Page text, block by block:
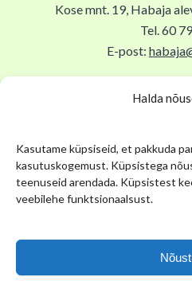
Halda
Kasutame küpsiseid, et pakkuda
kasutuskogemust. Küpsistega
teenuseid arendada. Küpsistest
veebilehe funktsionaalsust.
Kose mnt. 19, Habaja
Tel. 60
E-post:
Raamatukogu avatud N,R 9-
Kuu viimane tööpäev suletud
Kose
Tel. 53
E-post: